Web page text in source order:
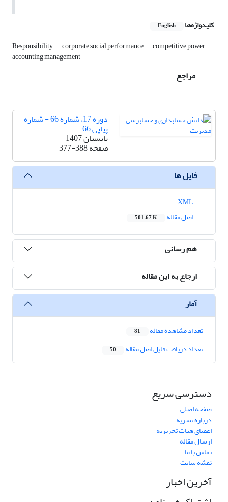
کلیدواژه‌ها English
Responsibility corporate social performance competitive power
accounting management
مراجع
دوره 17، شماره 66 - شماره
پیاپی 66
تابستان 1407
صفحه377-388
فایل ها
اصل مقاله
501.67 K
هم رسانی
ارجاع به این مقاله
آمار
تعداد مشاهده مقاله 81
تعداد دریافت فایل اصل مقاله 50
دسترسی سریع
صفحه اصلی
درباره نشریه
اعضای هیات تحریریه
ارسال مقاله
تماس با ما
نقشه سایت
آخرین اخبار